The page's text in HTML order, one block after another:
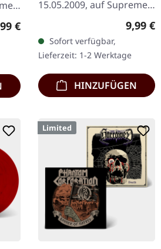
Preis:
€
15.05.2009, auf Supreme
Chaos Records. CD im
Jewelcase mit 16-seitigem
Booklet. Was passiert,
wenn man die…
9,99 €
Sofort verfügbar,
Lieferzeit: 1-2 Werktage
HINZUFÜGEN
Limited